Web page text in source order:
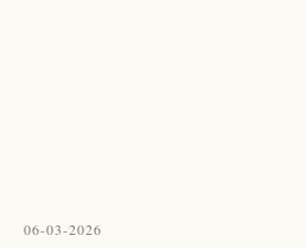
06-03-2026